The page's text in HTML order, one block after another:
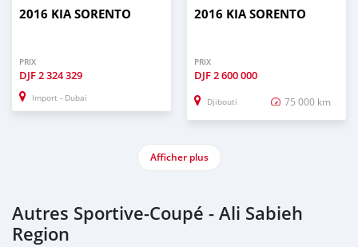
2016 KIA SORENTO
PRIX
DJF2 324 329
Import - Dubai
2016 KIA SORENTO
PRIX
DJF2 600 000
Djibouti 75 000 km
Afficher plus
Autres Sportive‒Coupé - Ali Sabieh
Region